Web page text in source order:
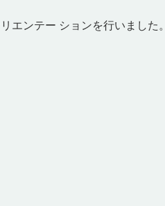
エンテー ションを行いました。